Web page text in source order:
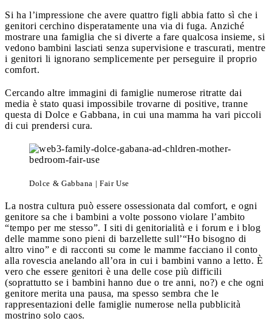
Si ha l’impressione che avere quattro figli abbia fatto sì che i
genitori cerchino disperatamente una via di fuga. Anziché
mostrare una famiglia che si diverte a fare qualcosa insieme, si
vedono bambini lasciati senza supervisione e trascurati, mentre
i genitori li ignorano semplicemente per perseguire il proprio
comfort.
Cercando altre immagini di famiglie numerose ritratte dai
media è stato quasi impossibile trovarne di positive, tranne
questa di Dolce e Gabbana, in cui una mamma ha vari piccoli
di cui prendersi cura.
Dolce & Gabbana | Fair Use
La nostra cultura può essere ossessionata dal comfort, e ogni
genitore sa che i bambini a volte possono violare l’ambito
“tempo per me stesso”. I siti di genitorialità e i forum e i blog
delle mamme sono pieni di barzellette sull’“Ho bisogno di
altro vino” e di racconti su come le mamme facciano il conto
alla rovescia anelando all’ora in cui i bambini vanno a letto. È
vero che essere genitori è una delle cose più difficili
(soprattutto se i bambini hanno due o tre anni, no?) e che ogni
genitore merita una pausa, ma spesso sembra che le
rappresentazioni delle famiglie numerose nella pubblicità
mostrino solo caos.